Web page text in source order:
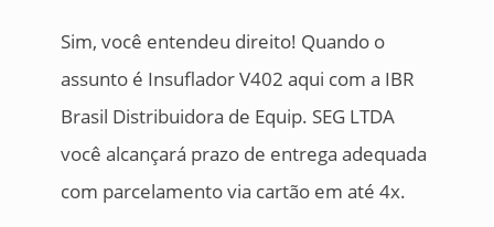
Sim, você entendeu direito! Quando o
assunto é Insuflador V402 aqui com a IBR
Brasil Distribuidora de Equip. SEG LTDA
você alcançará prazo de entrega adequada
com parcelamento via cartão em até 4x.